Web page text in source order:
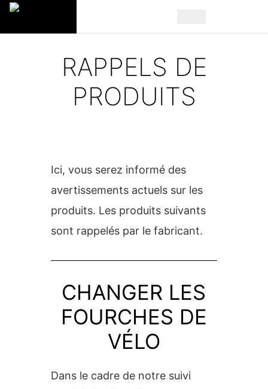
RAPPELS DE
PRODUITS
Ici, vous serez informé des
avertissements actuels sur les
produits. Les produits suivants
sont rappelés par le fabricant.
CHANGER LES
FOURCHES DE
VÉLO
Dans le cadre de notre suivi